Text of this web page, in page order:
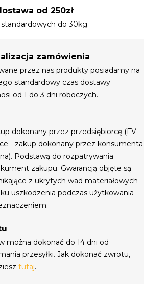
od 250zł
standardowych do 30kg.
zamówienia
przez nas produkty posiadamy na
standardowy czas dostawy
od 1 do 3 dni roboczych.
dokonany przez przedsiębiorcę (FV
- zakup dokonany przez konsumenta
Podstawą do rozpatrywania
zakupu. Gwarancją objęte są
z ukrytych wad materiałowych
uszkodzenia podczas użytkowania
można dokonać do 14 dni od
przesyłki. Jak dokonać zwrotu,
tutaj.